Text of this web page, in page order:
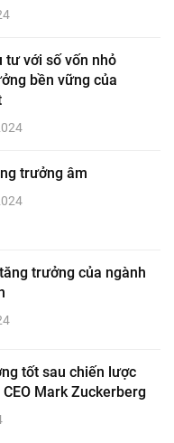
tư với số vốn nhỏ
bền vững của
trưởng âm
trưởng của ngành
tốt sau chiến lược
Mark Zuckerberg